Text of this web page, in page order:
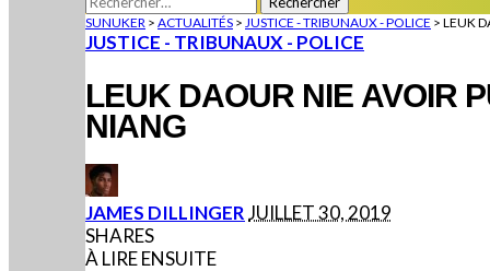
SUNUKER > ACTUALITÉS > JUSTICE - TRIBUNAUX - POLICE > LEUK
JUSTICE - TRIBUNAUX - POLICE
LEUK DAOUR NIE AVOIR
NIANG
POSTED
BY
JAMES DILLINGERJUILLET 30, 2019
SHARES
À LIRE ENSUITE